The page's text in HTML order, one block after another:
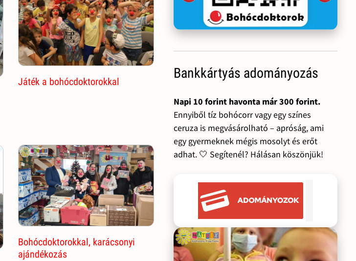
Játék a bohócdoktorokkal
Bohócdoktorokkal, karácsonyi
ajándékozás
Bankkártyás adományozás
Napi 10 forint havonta már 300 forint.
Ennyiből tíz bohócorr vagy egy színes
ceruza is megvásárolható – apróság, ami
egy gyermeknek mégis mosolyt és erőt
adhat. 🤍 Segítenél? Hálásan köszönjük!